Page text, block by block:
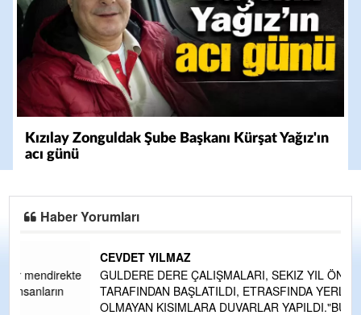
Kızılay Zonguldak Şube Başkanı Kürşat Yağız'ın
acı günü
Haber Yorumları
CEVDET YILMAZ
GULDERE DERE ÇALIŞMALARI, SEKIZ YIL ÖNCE ALKAYA
TARAFINDAN BAŞLATILDI, ETRASFINDA YERLEŞİM YERI
OLMAYAN KISIMLARA DUVARLAR YAPILDI."BURADAK...